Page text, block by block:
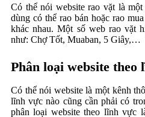
Có thể nói website rao vặt là
dùng có thể rao bán hoặc rao
khác nhau. Một số web rao vặt
như: Chợ Tốt, Muaban, 5 Giây,…
Phân loại website theo
Có thể nói website là một kênh
lĩnh vực nào cũng cần phải có
phân loại website theo lĩnh vực